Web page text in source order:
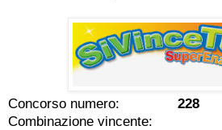
Concorso numero:
228
Combinazione vincente: